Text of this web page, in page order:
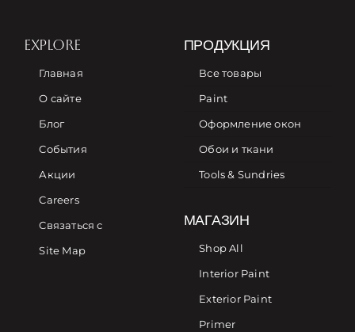
EXPLORE
Главная
О сайте
Блог
События
Акции
Careers
Связаться с
Site Map
ПРОДУКЦИЯ
Все товары
Paint
Оформление окон
Обои и ткани
Tools & Sundries
МАГАЗИН
Shop All
Interior Paint
Exterior Paint
Primer